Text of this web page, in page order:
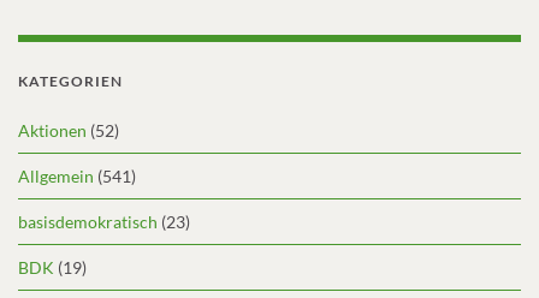
KATEGORIEN
Aktionen (52)
Allgemein (541)
basisdemokratisch (23)
BDK (19)